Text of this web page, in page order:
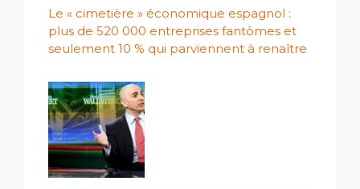
Le « cimetière » économique espagnol :
plus de 520 000 entreprises fantômes et
seulement 10 % qui parviennent à renaître